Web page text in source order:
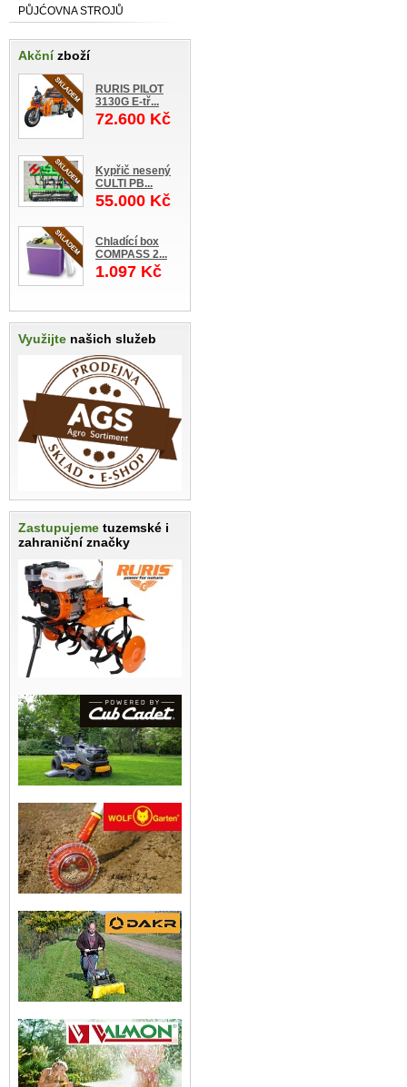
PŮJĆOVNA STROJŮ
Akčnízboží
RURIS PILOT
3130G E-tř...
72.600 Kč
Kypřič nesený
CULTI PB...
55.000 Kč
Chladící box
COMPASS 2...
1.097 Kč
Využijte našich služeb
Zastupujeme tuzemské i
zahraniční značky